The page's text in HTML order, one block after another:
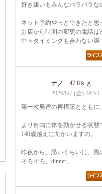
好き嫌いもみんなバラバラな
ネット予約やっとできたと思
お店から時間の変更の電話ば
中々タイミングも合わない😿
ナノ 47.8ｋｇ
2026/8/7 (金) 18:53
第一次発達の再構築とともに、
より自由に体を動かせる状態
140歳越えに向かいますの。
昨夜から、恐いくらいに、風
そろそろ、dinner。